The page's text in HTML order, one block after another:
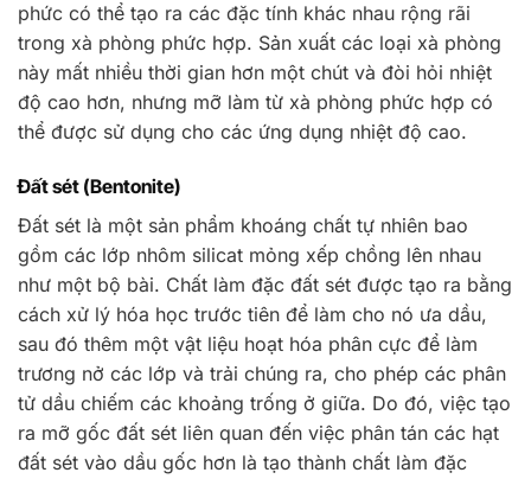
phức có thể tạo ra các đặc tính khác nhau rộng rãi
trong xà phòng phức hợp. Sản xuất các loại xà phòng
này mất nhiều thời gian hơn một chút và đòi hỏi nhiệt
độ cao hơn, nhưng mỡ làm từ xà phòng phức hợp có
thể được sử dụng cho các ứng dụng nhiệt độ cao.
Đất sét (Bentonite)
Đất sét là một sản phẩm khoáng chất tự nhiên bao
gồm các lớp nhôm silicat mỏng xếp chồng lên nhau
như một bộ bài. Chất làm đặc đất sét được tạo ra bằng
cách xử lý hóa học trước tiên để làm cho nó ưa dầu,
sau đó thêm một vật liệu hoạt hóa phân cực để làm
trương nở các lớp và trải chúng ra, cho phép các phân
tử dầu chiếm các khoảng trống ở giữa. Do đó, việc tạo
ra mỡ gốc đất sét liên quan đến việc phân tán các hạt
đất sét vào dầu gốc hơn là tạo thành chất làm đặc